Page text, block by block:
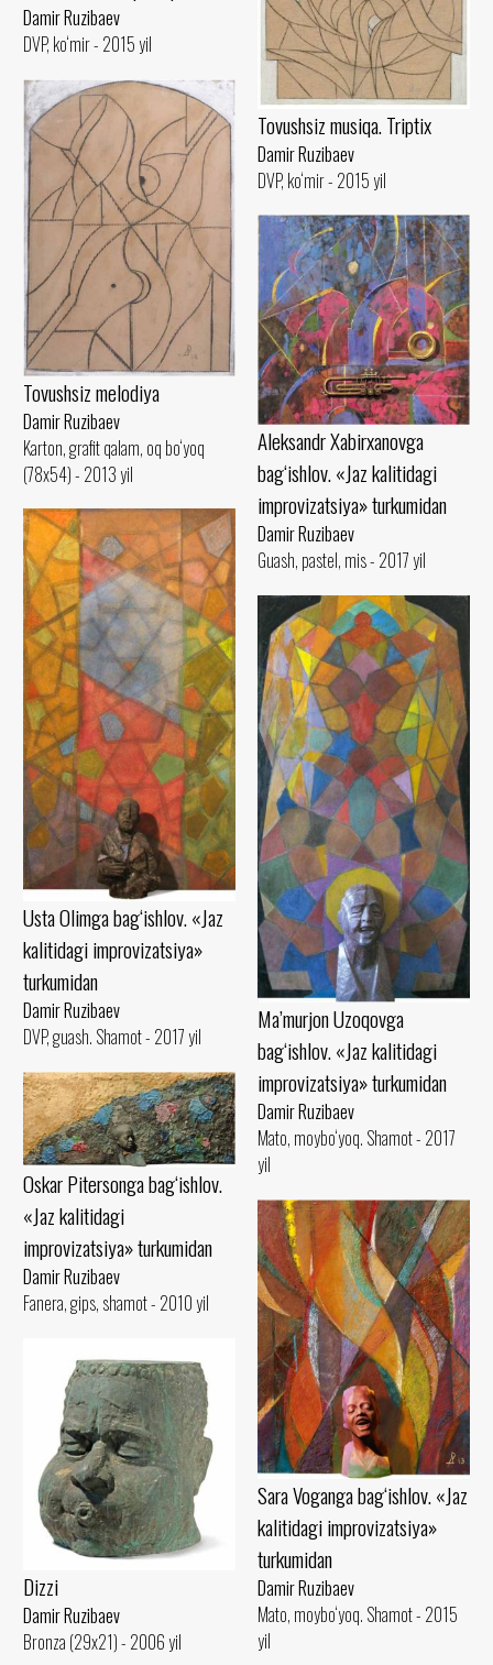
Damir Ruzibaev
DVP, ko‘mir - 2015 yil
Tovushsiz musiqa. Triptix
Damir Ruzibaev
DVP, ko‘mir - 2015 yil
Tovushsiz melodiya
Damir Ruzibaev
Karton, grafit qalam, oq bo‘yoq
(78x54) - 2013 yil
Aleksandr Xabirxanovga
bag‘ishlov. «Jaz kalitidagi
improvizatsiya» turkumidan
Damir Ruzibaev
Guash, pastel, mis - 2017 yil
Usta Olimga bag‘ishlov. «Jaz
kalitidagi improvizatsiya»
turkumidan
Damir Ruzibaev
DVP, guash. Shamot - 2017 yil
Ma’murjon Uzoqovga
bag‘ishlov. «Jaz kalitidagi
improvizatsiya» turkumidan
Damir Ruzibaev
Mato, moybo‘yoq. Shamot - 2017
yil
Oskar Pitersonga bag‘ishlov.
«Jaz kalitidagi
improvizatsiya» turkumidan
Damir Ruzibaev
Fanera, gips, shamot - 2010 yil
Sara Voganga bag‘ishlov. «Jaz
kalitidagi improvizatsiya»
turkumidan
Damir Ruzibaev
Mato, moybo‘yoq. Shamot - 2015
yil
Dizzi
Damir Ruzibaev
Bronza (29x21) - 2006 yil